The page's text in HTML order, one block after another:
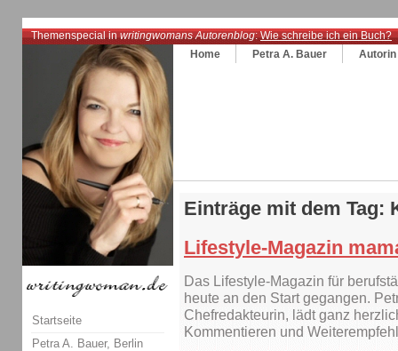
Themenspecial inwritingwomans Autorenblog:Wie schreibe ich ein Buch?
Home
Petra A. Bauer Autorin
Einträge mit dem Tag:
Lifestyle-Magazin
Das Lifestyle-Magazin für
heute an den Start gegangen.
Chefredakteurin, lädt ganz
Kommentieren und
Startseite
Petra A. Bauer, Berlin